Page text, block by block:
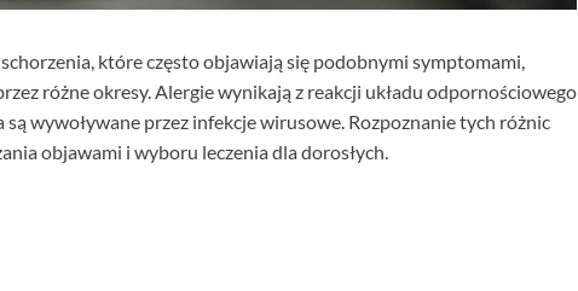
które często objawiają się podobnymi symptomami,
różne okresy. Alergie wynikają z reakcji układu odpornościowego
są wywoływane przez infekcje wirusowe. Rozpoznanie tych różnic
objawami i wyboru leczenia dla dorosłych.